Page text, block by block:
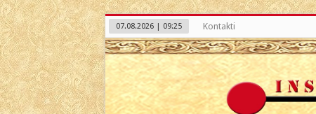
07.08.2026 | 09:25 Kontakti